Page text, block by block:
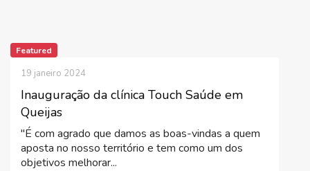
Featured
Inauguração da clínica Touch Saúde em
Queijas
19 janeiro 2024
"É com agrado que damos as boas-vindas a quem
aposta no nosso território e tem como um dos
objetivos melhorar...